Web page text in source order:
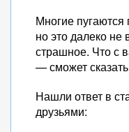
Многие
но это далеко не
страшное. Что с
— сможет
Нашли ответ в
друзьями: